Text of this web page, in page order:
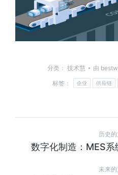
分类： 技术慧 由
标签：
企业 供应链
历史
数字化制造：MES系
未来